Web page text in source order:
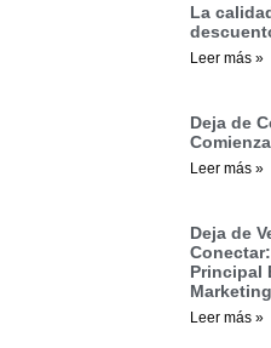
La
Leer más »
Deja de
Leer más »
Deja de
Principal
Marketing
Leer más »